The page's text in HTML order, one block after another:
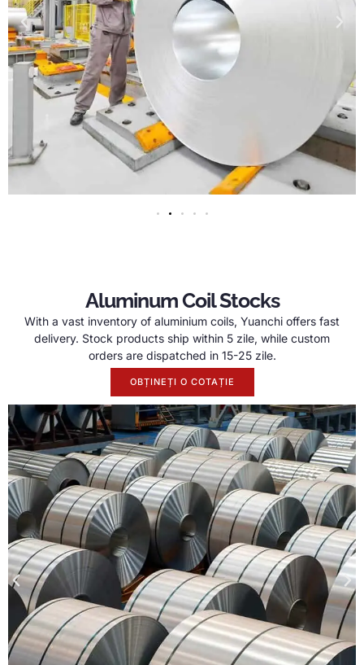
Aluminum Coil Stocks
With a vast inventory of aluminium coils, Yuanchi offers fast
delivery. Stock products ship within 5 zile, while custom
orders are dispatched in15-25 zile.
OBȚINEȚI O COTAȚIE